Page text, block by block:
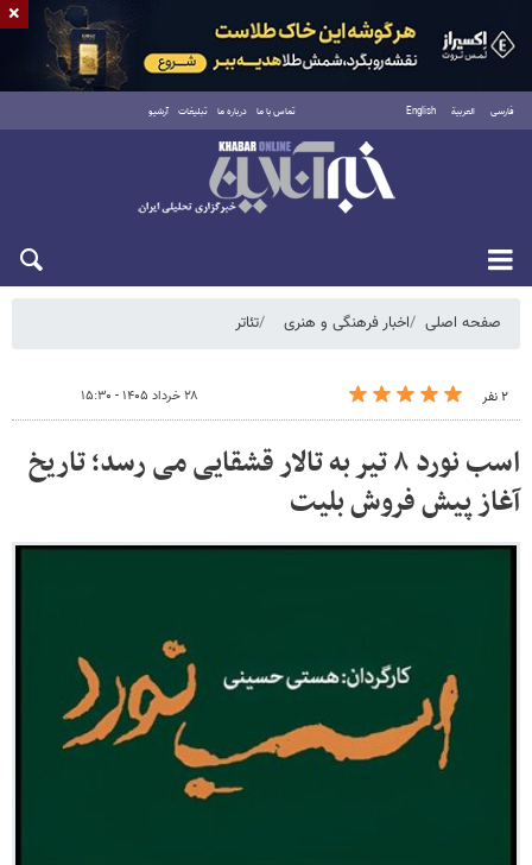
فارسی العربية English تماس با ما درباره ما تبلیغات آرشیو
شنبه ۱۷ مرداد ۱۴۰۵
صفحه اصلی اخبار فرهنگی و هنری تئاتر
۲ نفر ۲۸ خرداد ۱۴۰۵ - ۱۵:۳۰
اسب نورد ۸ تیر به تالار قشقایی می رسد؛ تاریخ
آغاز پیش فروش بلیت
×